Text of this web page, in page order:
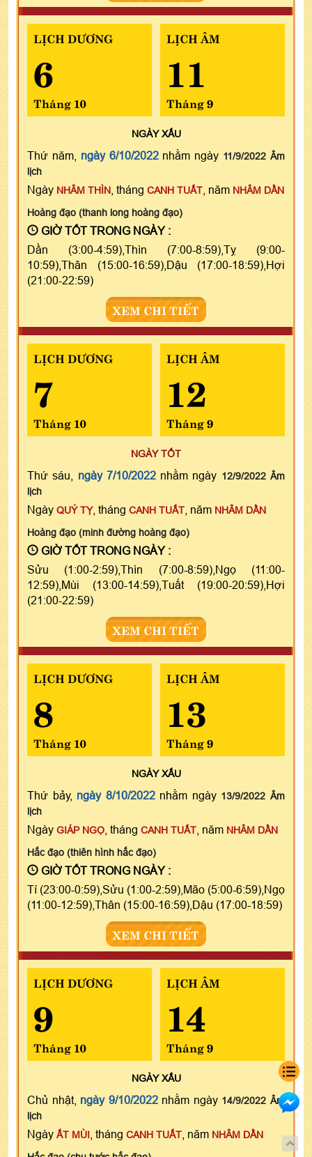
LỊCH DƯƠNG
6
Tháng 10
LỊCH ÂM
11
Tháng 9
NGÀYXẤU
Thứ năm, ngày 6/10/2022nhằm ngày 11/9/2022 Âm
lịch
Ngày NHÂM THÌN , tháng CANH TUẤT , năm NHÂM DẦN
Hoàng đạo (thanh long hoàng đạo)
GIỜ TỐT TRONG NGÀY :
Dần (3:00-4:59),Thìn (7:00-8:59),Tỵ (9:00-
10:59),Thân (15:00-16:59),Dậu (17:00-18:59),Hợi
(21:00-22:59)
XEM CHI TIẾT
LỊCH DƯƠNG
7
Tháng 10
LỊCH ÂM
12
Tháng 9
NGÀY TỐT
Thứ sáu, ngày 7/10/2022nhằm ngày 12/9/2022 Âm
lịch
Ngày QUÝ TỴ, tháng CANH TUẤT , năm NHÂM DẦN
Hoàng đạo (minh đường hoàng đạo)
GIỜ TỐT TRONG NGÀY :
Sửu (1:00-2:59),Thìn (7:00-8:59),Ngọ (11:00-
12:59),Mùi (13:00-14:59),Tuất (19:00-20:59),Hợi
(21:00-22:59)
XEM CHI TIẾT
LỊCH DƯƠNG
8
Tháng 10
LỊCH ÂM
13
Tháng 9
NGÀYXẤU
Thứ bảy, ngày 8/10/2022nhằm ngày 13/9/2022 Âm
lịch
Ngày GIÁP NGỌ , tháng CANH TUẤT , năm NHÂM DẦN
Hắc đạo (thiên hình hắc đạo)
GIỜ TỐT TRONG NGÀY :
Tí (23:00-0:59),Sửu (1:00-2:59),Mão (5:00-6:59),Ngọ
(11:00-12:59),Thân (15:00-16:59),Dậu (17:00-18:59)
XEM CHI TIẾT
LỊCH DƯƠNG
9
Tháng 10
LỊCH ÂM
14
Tháng 9
NGÀYXẤU
Chủ nhật, ngày 9/10/2022nhằm ngày 14/9/2022 Âm
lịch
Ngày ẤT MÙI , tháng CANH TUẤT , năm NHÂM DẦN